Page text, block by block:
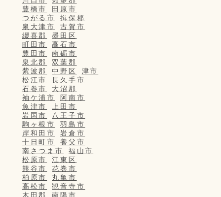
豊橋市
田原市
つがる市
揖保郡
泉大津市
古賀市
綴喜郡
墨田区
町田市
高石市
豊田市
南砺市
泉北郡
双葉郡
紫波郡
中野区
津市
松江市
長久手市
石巻市
大沼郡
袖ケ浦市
阿南市
魚津市
上田市
岩国市
八王子市
駒ヶ根市
羽島市
岸和田市
岩倉市
十日町市
養父市
南さつま市
福山市
松原市
江東区
熊谷市
花巻市
柏原市
丸亀市
高松市
観音寺市
木田郡
南陽市